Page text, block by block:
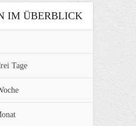
IM ÜBERBLICK
Tage